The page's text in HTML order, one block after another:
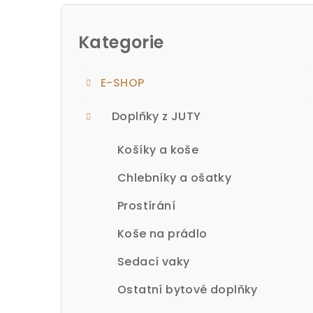
P
Přeskočit
kategorie
Kategorie
E-SHOP
Doplňky z JUTY
Košíky a koše
Chlebníky a ošatky
Prostírání
Koše na prádlo
Sedací vaky
Ostatní bytové doplňky